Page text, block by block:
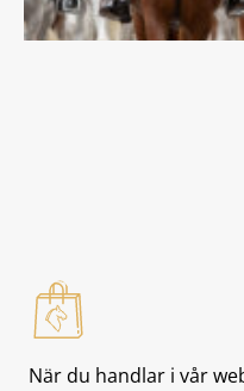
När du handlar i vår